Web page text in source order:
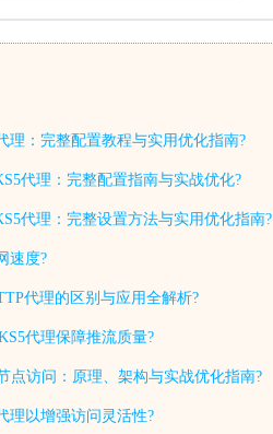
理：完整配置教程与实用优化指南?
代理：完整配置指南与实战优化?
代理：完整设置方法与实用优化指南?
速度?
代理的区别与应用全解析?
代理保障推流质量?
点访问：原理、架构与实战优化指南?
理以增强访问灵活性?